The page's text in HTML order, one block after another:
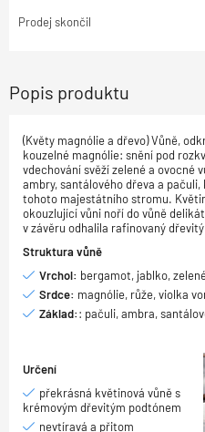
Prodej skončil
Popis produktu
(Květy magnólie a dřevo) Vůně,
kouzelné magnólie: snění pod
vdechování svěží zelené a ovocné
ambry, santálového dřeva a
tohoto majestátního stromu.
okouzlující vůni noří do vůně
v závěru odhalila rafinovaný
Struktura vůně
Vrchol: bergamot, jablko,
Srdce: magnólie, růže, violka
Základ:: pačuli, ambra,
Určení
překrásná květinová vůně s
krémovým dřevitým podtónem
nevtíravá a přitom